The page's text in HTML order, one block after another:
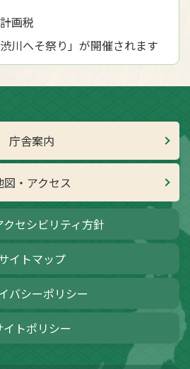
画税
川へそ祭り」が開催されます
庁舎案内
図・アクセス
クセシビリティ方針
イトマップ
バシーポリシー
イトポリシー